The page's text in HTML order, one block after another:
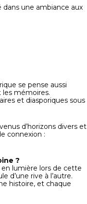
dans une ambiance aux
se pense aussi
les mémoires.
et diasporiques sous
d’horizons divers et
connexion :
?
lumière lors de cette
d’une rive à l’autre.
histoire, et chaque